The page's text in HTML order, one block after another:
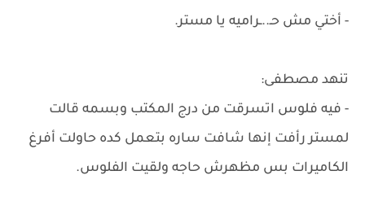
- أختي مش حـ..ـراميه يا مستر.
تنهد مصطفى:
- فيه فلوس اتسرقت من درج المكتب وبسمه قالت
لمستر رأفت إنها شافت ساره بتعمل كده حاولت أفرغ
الكاميرات بس مظهرش حاجه ولقيت الفلوس.